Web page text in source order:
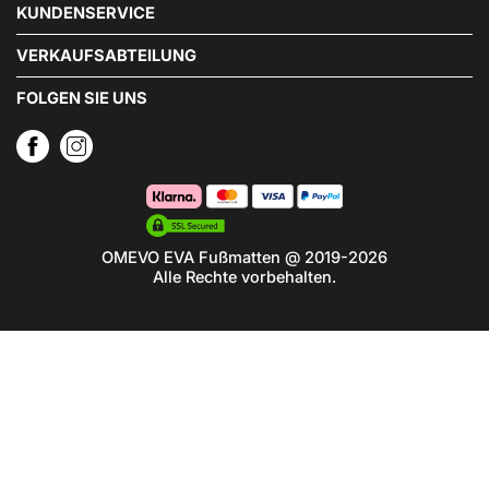
KUNDENSERVICE
VERKAUFSABTEILUNG
FOLGEN SIE UNS
OMEVO EVA Fußmatten @ 2019-2026
Alle Rechte vorbehalten.